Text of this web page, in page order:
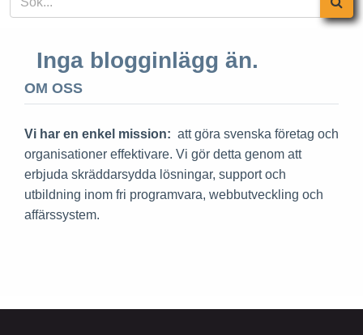
Inga blogginlägg än.
OM OSS
Vi har en enkel mission: att göra svenska företag och
organisationer effektivare. Vi gör detta genom att
erbjuda skräddarsydda lösningar, support och
utbildning inom fri programvara, webbutveckling och
affärssystem.